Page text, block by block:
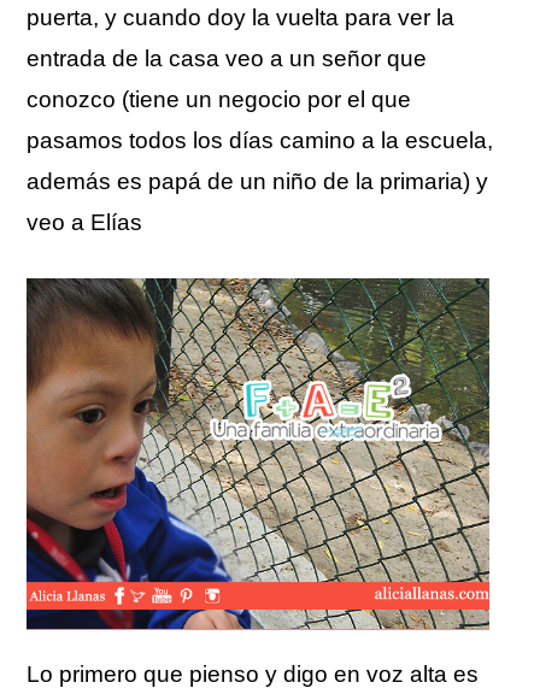
puerta, y cuando doy la vuelta para ver la
entrada de la casa veo a un señor que
conozco (tiene un negocio por el que
pasamos todos los días camino a la escuela,
además es papá de un niño de la primaria) y
veo a Elías
Lo primero que pienso y digo en voz alta es